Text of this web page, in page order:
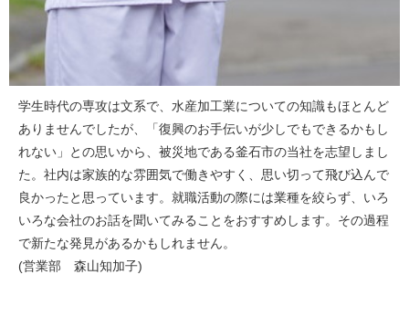
学生時代の専攻は文系で、水産加工業についての知識もほとんど
ありませんでしたが、「復興のお手伝いが少しでもできるかもし
れない」との思いから、被災地である釜石市の当社を志望しまし
た。社内は家族的な雰囲気で働きやすく、思い切って飛び込んで
良かったと思っています。就職活動の際には業種を絞らず、いろ
いろな会社のお話を聞いてみることをおすすめします。その過程
で新たな発見があるかもしれません。
(営業部 森山知加子)